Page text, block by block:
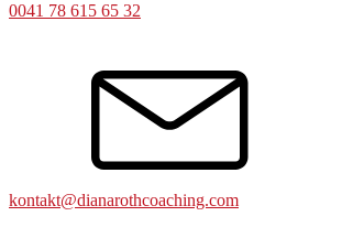
0041 78 615 65 32
kontakt@dianarothcoaching.com